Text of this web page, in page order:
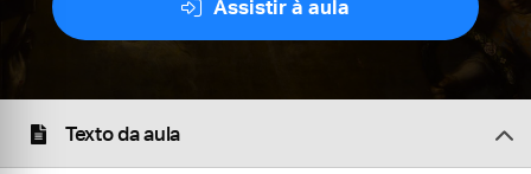
Assistir à aula
Texto da aula